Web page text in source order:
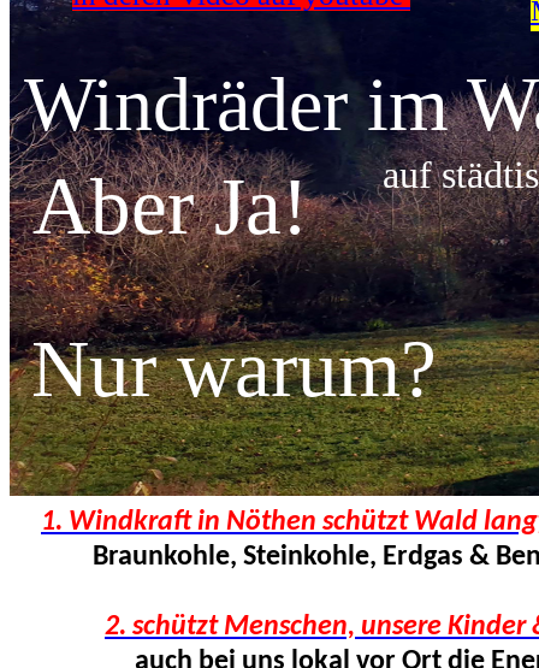
Windräder im
Nur warum?
auf
1. Windkraft in Nöthen schützt Wald
Braunkohle, Steinkohle, Erdgas &
2. schützt Menschen, unsere Kinder
auch bei uns lokal vor Ort die
Aber Ja!